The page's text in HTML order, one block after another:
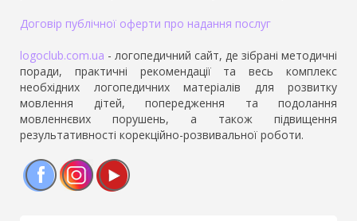
Договір публічної оферти про надання послуг
logoclub.com.ua - логопедичний сайт, де зібрані методичні
поради, практичні рекомендації та весь комплекс
необхідних логопедичних матеріалів для розвитку
мовлення дітей, попередження та подолання
мовленнєвих порушень, а також підвищення
результативності корекційно-розвивальної роботи.